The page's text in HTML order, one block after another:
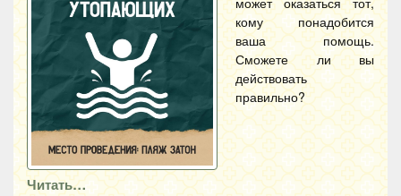
кому понадобится
ваша помощь.
Сможете ли вы
действовать
правильно?
Читать…